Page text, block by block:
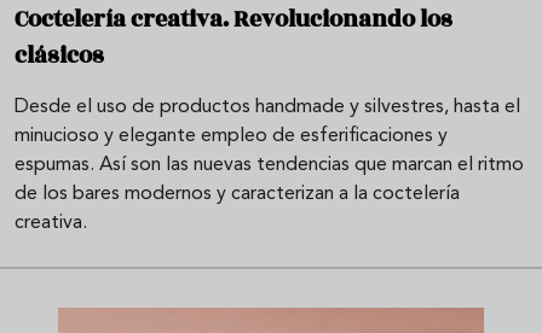
Coctelería creativa. Revolucionando los
clásicos
Desde el uso de productos handmade y silvestres, hasta el
minucioso y elegante empleo de esferificaciones y
espumas. Así son las nuevas tendencias que marcan el ritmo
de los bares modernos y caracterizan a la coctelería
creativa.